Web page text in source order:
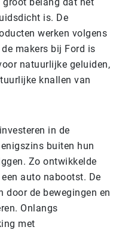
is. De
werken volgens
makers bij Ford is
natuurlijke geluiden,
knallen van
in de
buiten hun
Zo ontwikkelde
auto nabootst. De
door de bewegingen en
Onlangs
met